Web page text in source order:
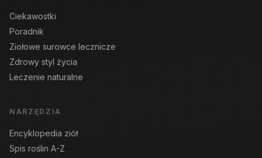
Ciekawostki
Poradnik
Ziołowe surowce lecznicze
Zdrowy styl życia
Leczenie naturalne
NARZĘDZIA
Encyklopedia ziół
Spis roślin A-Z